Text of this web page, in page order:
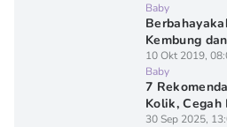
Baby
Kembung
10 Okt 2019,
Baby
7
Kolik, Cegah
30 Sep 2025,